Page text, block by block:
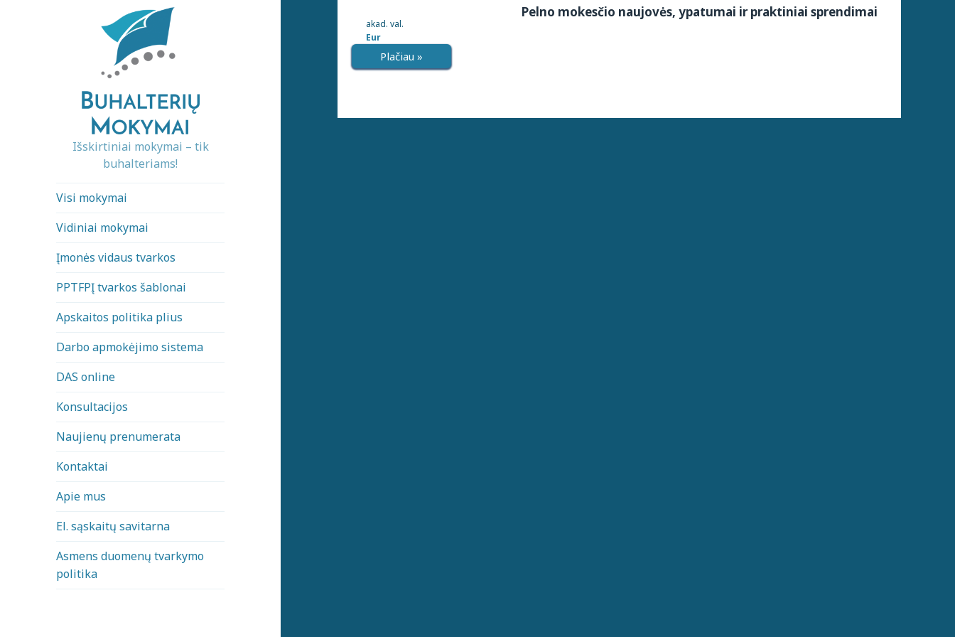
Išskirtiniai mokymai – tik
buhalteriams!
Visi mokymai
Vidiniai mokymai
Įmonės vidaus tvarkos
PPTFPĮ tvarkos šablonai
Apskaitos politika plius
Darbo apmokėjimo sistema
DAS online
Konsultacijos
Naujienų prenumerata
Kontaktai
Apie mus
El. sąskaitų savitarna
Asmens duomenų tvarkymo
politika
Pelno mokesčio naujovės, ypatumai ir praktiniai sprendimai
akad. val.
Eur
Plačiau »